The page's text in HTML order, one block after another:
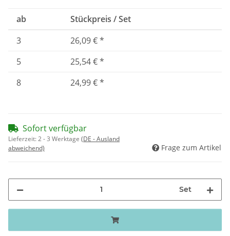
ab
Stückpreis / Set
3
26,09 €*
5
25,54 €*
8
24,99 €*
Sofort verfügbar
Lieferzeit:2 - 3 Werktage (DE - Ausland
abweichend)
Frage zum Artikel
Set